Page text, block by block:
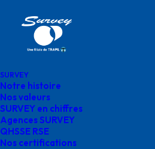
SURVEY
Notre histoire
Nos valeurs
SURVEY en chiffres
Agences SURVEY
QHSSE RSE
Nos certifications
Movember Agence
Movember Agence Auvergne